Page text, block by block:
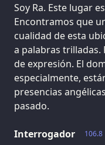
Soy Ra. Este lugar
Encontramos que
cualidad de esta
a palabras
de expresión. El
especialmente,
presencias
pasado.
106.8
Interrogador